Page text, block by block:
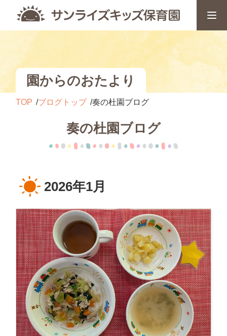
園からのおたより
TOP ブログトップ 奏の杜園ブログ
奏の杜園ブログ
2026年1月